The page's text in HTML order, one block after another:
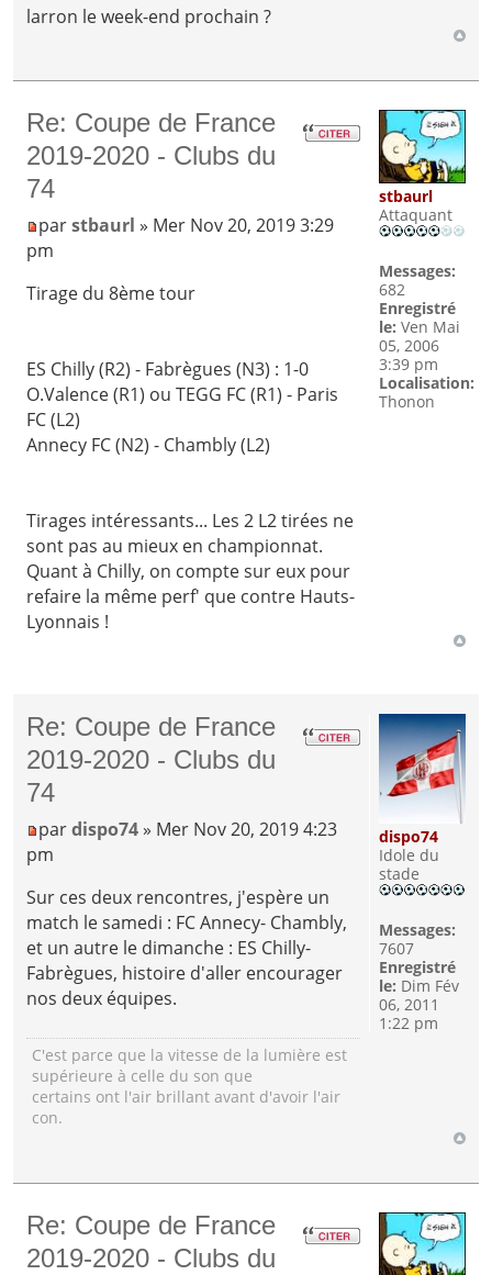
larron le week-end prochain ?
Re: Coupe de France
2019-2020 - Clubs du
74
parstbaurl » Mer Nov 20, 2019 3:29
pm
Tirage du 8ème tour
ES Chilly (R2) - Fabrègues (N3) : 1-0
O.Valence (R1) ou TEGG FC (R1) - Paris
FC (L2)
Annecy FC (N2) - Chambly (L2)
Tirages intéressants... Les 2 L2 tirées ne
sont pas au mieux en championnat.
Quant à Chilly, on compte sur eux pour
refaire la même perf' que contre Hauts-
Lyonnais !
stbaurl
Attaquant
Messages:
682
Enregistré
le: Ven Mai
05, 2006
3:39 pm
Localisation:
Thonon
Re: Coupe de France
2019-2020 - Clubs du
74
pardispo74 » Mer Nov 20, 2019 4:23
pm
Sur ces deux rencontres, j'espère un
match le samedi : FC Annecy- Chambly,
et un autre le dimanche : ES Chilly-
Fabrègues, histoire d'aller encourager
nos deux équipes.
C'est parce que la vitesse de la lumière est
supérieure à celle du son que
certains ont l'air brillant avant d'avoir l'air
con.
dispo74
Idole du
stade
Messages:
7607
Enregistré
le: Dim Fév
06, 2011
1:22 pm
Re: Coupe de France
2019-2020 - Clubs du